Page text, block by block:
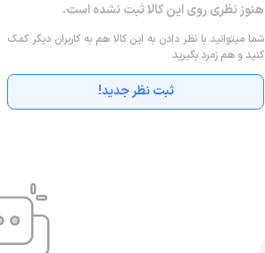
هنوز نظری روی این کالا ثبت نشده است.
شما میتوانید با نظر دادن به این کالا هم به کاربران دیگر کمک
کنید و هم زمرد بگیرید
ثبت نظر جدید!